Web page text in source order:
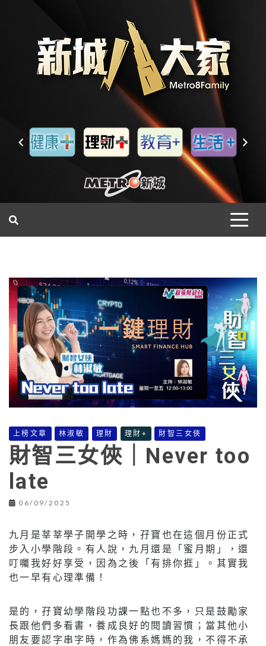
上榜文章 林淑敏 理財 理財+ 財智三女俠
財智三女俠｜Never too
late
06/09/2025
九月是莘莘學子開學之時，孖寶也在這個月份正式
步入小學階段。有人說，九月還是「蜜月期」，還
叮囑我好好享受，因為之後「有排你捱」。其實我
也一早有心理準備！
是的，孖寶幼學階段功課一點也不多，只是鼓勵家
長跟他們多看書，養成良好的閱讀習慣；當其他小
朋友要認字串字時，作為佛系媽媽的我，不得不承